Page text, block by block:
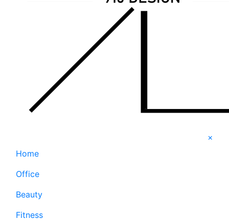
×
Home
Office
Beauty
Fitness